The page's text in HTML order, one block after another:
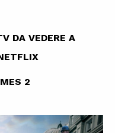
DA VEDERE A
2